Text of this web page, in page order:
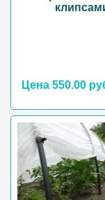
Цена 550.00